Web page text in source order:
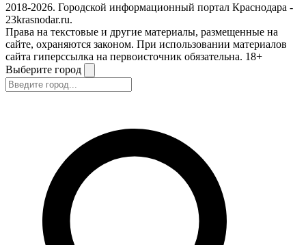
2018-2026. Городской информационный портал Краснодара -
23krasnodar.ru.
Права на текстовые и другие материалы, размещенные на
сайте, охраняются законом. При использовании материалов
сайта гиперссылка на первоисточник обязательна. 18+
Выберите город